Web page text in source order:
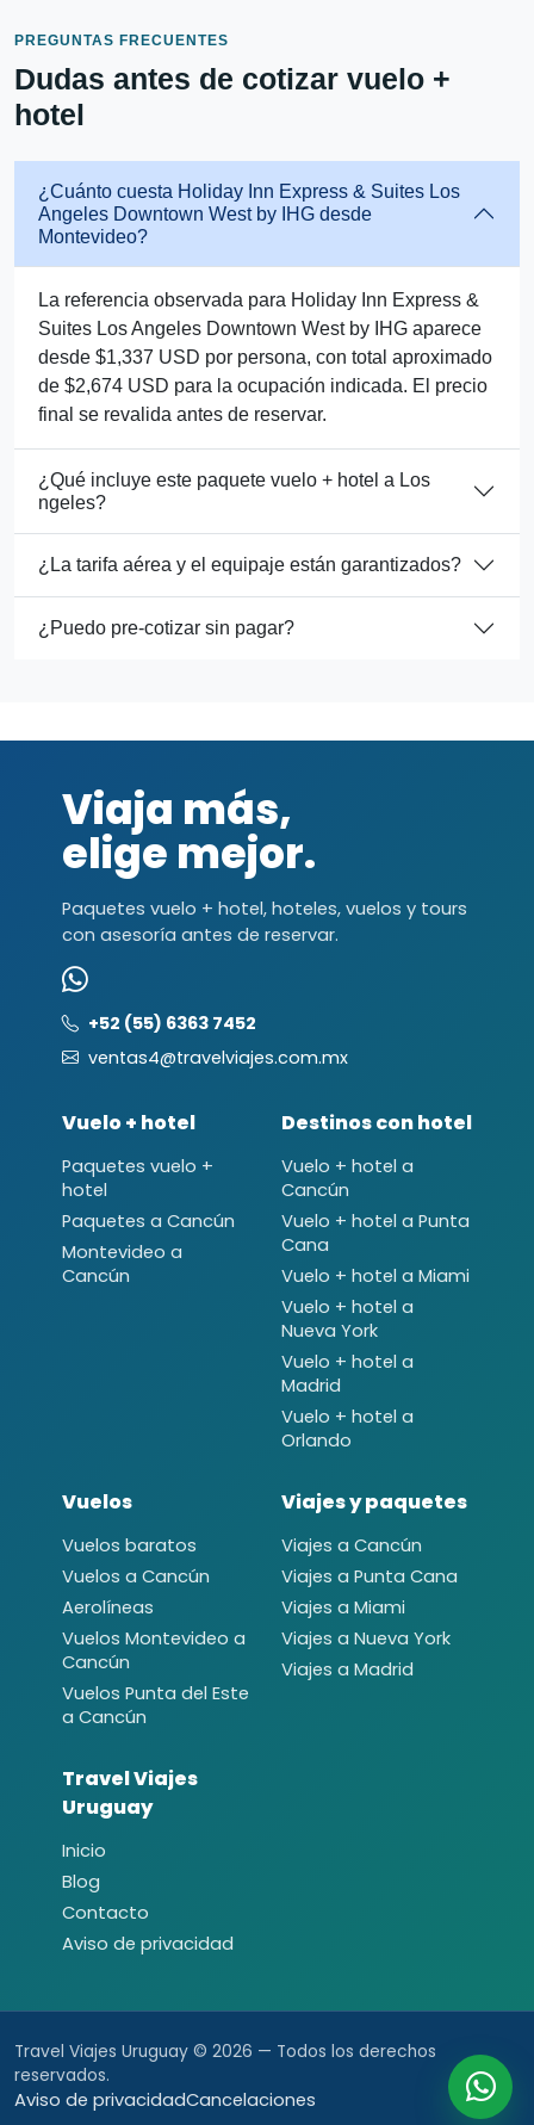
PREGUNTAS FRECUENTES
Dudas antes de cotizar vuelo +
hotel
¿Cuánto cuesta Holiday Inn Express & Suites Los
Angeles Downtown West by IHG desde
Montevideo?
La referencia observada para Holiday Inn Express &
Suites Los Angeles Downtown West by IHG aparece
desde $1,337 USD por persona, con total aproximado
de $2,674 USD para la ocupación indicada. El precio
final se revalida antes de reservar.
¿Qué incluye este paquete vuelo + hotel a Los
ngeles?
¿La tarifa aérea y el equipaje están garantizados?
¿Puedo pre-cotizar sin pagar?
Viaja más,
elige mejor.
Paquetes vuelo + hotel, hoteles, vuelos y tours
con asesoría antes de reservar.
+52 (55) 6363 7452
ventas4@travelviajes.com.mx
Vuelo + hotel
Paquetes vuelo +
hotel
Paquetes a Cancún
Montevideo a
Cancún
Destinos con hotel
Vuelo + hotel a
Cancún
Vuelo + hotel a Punta
Cana
Vuelo + hotel a Miami
Vuelo + hotel a
Nueva York
Vuelo + hotel a
Madrid
Vuelo + hotel a
Orlando
Vuelos
Vuelos baratos
Vuelos a Cancún
Aerolíneas
Vuelos Montevideo a
Cancún
Vuelos Punta del Este
a Cancún
Viajes y paquetes
Viajes a Cancún
Viajes a Punta Cana
Viajes a Miami
Viajes a Nueva York
Viajes a Madrid
Travel Viajes
Uruguay
Inicio
Blog
Contacto
Aviso de privacidad
Travel Viajes Uruguay © 2026 — Todos los derechos
reservados.
Aviso de privacidadCancelaciones